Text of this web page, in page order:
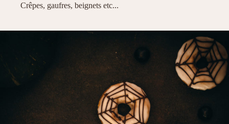
Crêpes, gaufres, beignets etc...